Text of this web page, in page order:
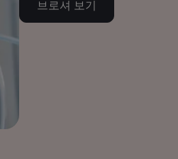
브로셔 보기